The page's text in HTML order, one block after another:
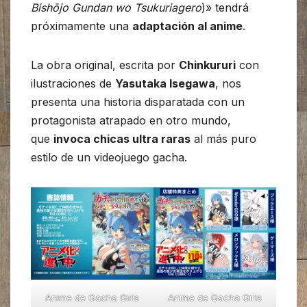
Bishōjo Gundan wo Tsukuriagero)» tendrá
próximamente una adaptación al anime.
La obra original, escrita por Chinkururi con
ilustraciones de Yasutaka Isegawa, nos
presenta una historia disparatada con un
protagonista atrapado en otro mundo,
que invoca chicas ultra raras al más puro
estilo de un videojuego gacha.
Anime de Gacha Girls
Anime de Gacha Girls